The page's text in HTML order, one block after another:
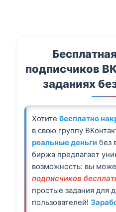
подписчиков
заданиях
Хотите бесплатно
в свою группу
реальные деньги без
биржа предлагает
возможность: вы
подписчиков
простые задания для
пользователей!